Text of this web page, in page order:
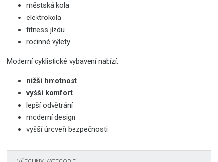
městská kola
elektrokola
fitness jízdu
rodinné výlety
Moderní cyklistické vybavení nabízí:
nižší hmotnost
vyšší komfort
lepší odvětrání
moderní design
vyšší úroveň bezpečnosti